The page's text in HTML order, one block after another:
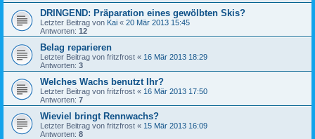
DRINGEND: Präparation eines gewölbten Skis?
Letzter Beitrag von Kai « 20 Mär 2013 15:45
Antworten: 12
Belag reparieren
Letzter Beitrag von fritzfrost « 16 Mär 2013 18:29
Antworten: 3
Welches Wachs benutzt Ihr?
Letzter Beitrag von fritzfrost « 16 Mär 2013 17:50
Antworten: 7
Wieviel bringt Rennwachs?
Letzter Beitrag von fritzfrost « 15 Mär 2013 16:09
Antworten: 8